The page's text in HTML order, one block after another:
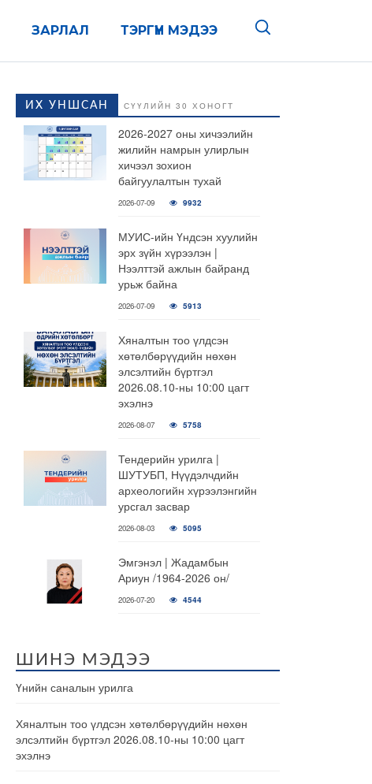
ТЭРГҮҮН МЭДЭЭ
ЗАРЛАЛ
ИХ УНШСАН СҮҮЛИЙН 30 ХОНОГТ
2026-2027 оны хичээлийн
жилийн намрын улирлын
хичээл зохион
байгуулалтын тухай
2026-07-09 9932
МУИС-ийн Үндсэн хуулийн
эрх зүйн хүрээлэн |
Нээлттэй ажлын байранд
урьж байна
2026-07-09 5913
Хяналтын тоо үлдсэн
хөтөлбөрүүдийн нөхөн
элсэлтийн бүртгэл
2026.08.10-ны 10:00 цагт
эхэлнэ
2026-08-07 5758
Тендерийн урилга |
ШУТУБП, Нүүдэлчдийн
археологийн хүрээлэнгийн
урсгал засвар
2026-08-03 5095
Эмгэнэл | Жадамбын
Ариун /1964-2026 он/
2026-07-20 4544
ШИНЭ МЭДЭЭ
Үнийн саналын урилга
Хяналтын тоо үлдсэн хөтөлбөрүүдийн нөхөн
элсэлтийн бүртгэл 2026.08.10-ны 10:00 цагт
эхэлнэ